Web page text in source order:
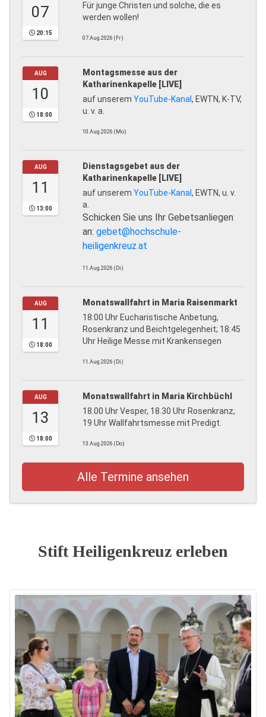
07
20:15
Für junge Christen und solche, die es
werden wollen!
07.Aug.2026 (Fr)
AUG
10
18:00
Montagsmesse aus der
Katharinenkapelle [LIVE]
auf unserem YouTube-Kanal, EWTN, K-TV,
u. v. a.
10.Aug.2026 (Mo)
AUG
11
13:00
Dienstagsgebet aus der
Katharinenkapelle [LIVE]
auf unserem YouTube-Kanal, EWTN, u. v.
a.
Schicken Sie uns Ihr Gebetsanliegen
an: gebet@hochschule-
heiligenkreuz.at
11.Aug.2026 (Di)
AUG
11
18:00
Monatswallfahrt in Maria Raisenmarkt
18:00 Uhr Eucharistische Anbetung,
Rosenkranz und Beichtgelegenheit; 18:45
Uhr Heilige Messe mit Krankensegen
11.Aug.2026 (Di)
AUG
13
18:00
Monatswallfahrt in Maria Kirchbüchl
18.00 Uhr Vesper, 18.30 Uhr Rosenkranz,
19 Uhr Wallfahrtsmesse mit Predigt.
13.Aug.2026 (Do)
Alle Termine ansehen
Stift Heiligenkreuz erleben